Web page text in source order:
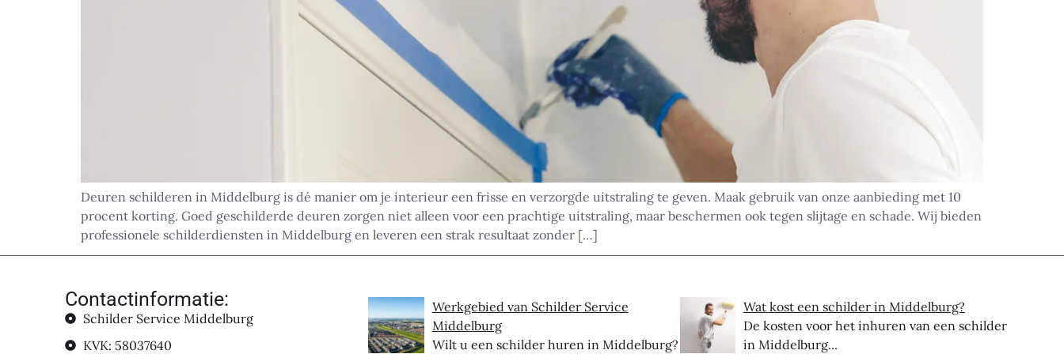
Deuren schilderen in Middelburg is dé manier om je interieur een frisse en verzorgde uitstraling te geven. Maak gebruik van onze aanbieding met 10
procent korting. Goed geschilderde deuren zorgen niet alleen voor een prachtige uitstraling, maar beschermen ook tegen slijtage en schade. Wij bieden
professionele schilderdiensten in Middelburg en leveren een strak resultaat zonder […]
Contactinformatie:
Schilder Service Middelburg
KVK: 58037640
Werkgebied van Schilder Service
Middelburg
Wilt u een schilder huren in Middelburg?
Wat kost een schilder in Middelburg?
De kosten voor het inhuren van een schilder
in Middelburg...